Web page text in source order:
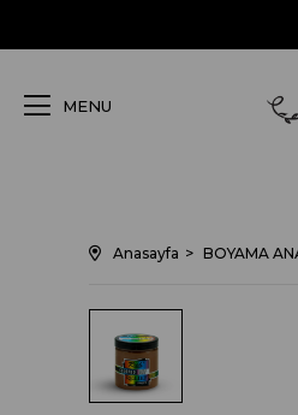
MENU
Anasayfa BOYAMA